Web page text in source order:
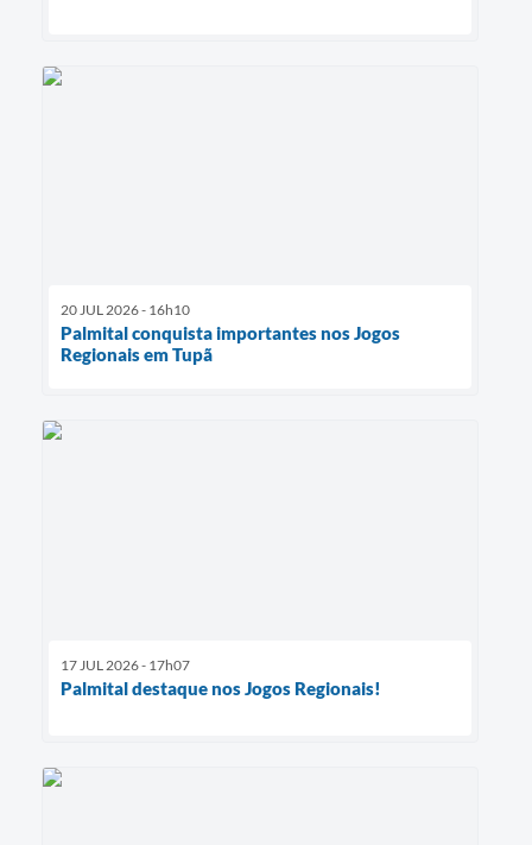
20 JUL 2026 - 16h10
Palmital conquista importantes nos Jogos
Regionais em Tupã
17 JUL 2026 - 17h07
Palmital destaque nos Jogos Regionais!